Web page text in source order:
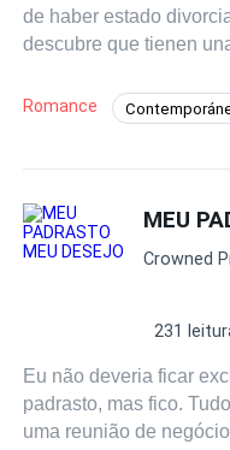
de haber estado
descubre que tienen una hija
hija. Con el paso del
todavía tienen
su futuro?
Romance
Divorcio Perdón
MEU
Crowned
231
Eu não deveria ficar
padrasto, mas fico. Tudo começou no dia em que tivemos
uma reunião de